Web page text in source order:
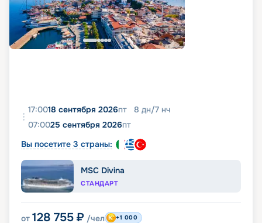
17:0018 сентября 2026пт 8 дн/7 нч
07:0025 сентября 2026пт
Вы посетите 3 страны:
MSC Divina
СТАНДАРТ
от 128 755 ₽ /чел +1 000